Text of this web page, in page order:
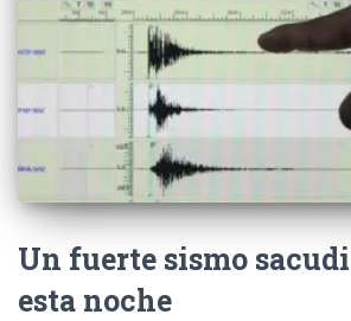
Un fuerte sismo
esta noche